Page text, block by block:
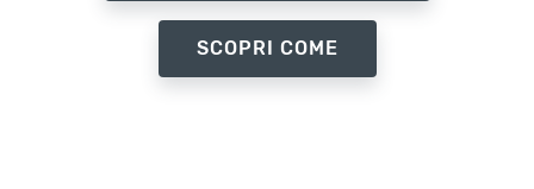
SCOPRI COME